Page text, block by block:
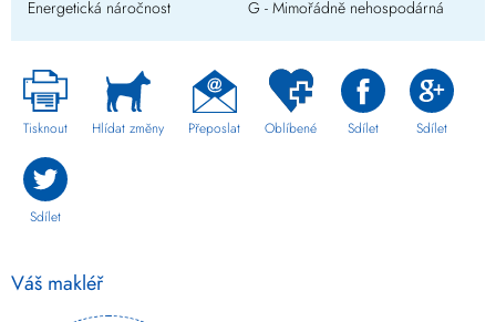
Energetická náročnost
G - Mimořádně nehospodárná
Tisknout Hlídat změny Přeposlat Oblíbené Sdílet Sdílet
Sdílet
Váš makléř